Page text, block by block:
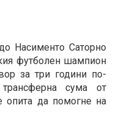
Насименто Саторно
футболен шампион
за три години по-
сума от
опита да помогне на